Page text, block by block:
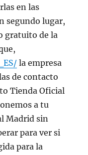
en las
segundo lugar,
gratuito de la
la empresa
de contacto
Tienda Oficial
a tu
Madrid sin
para ver si
para la